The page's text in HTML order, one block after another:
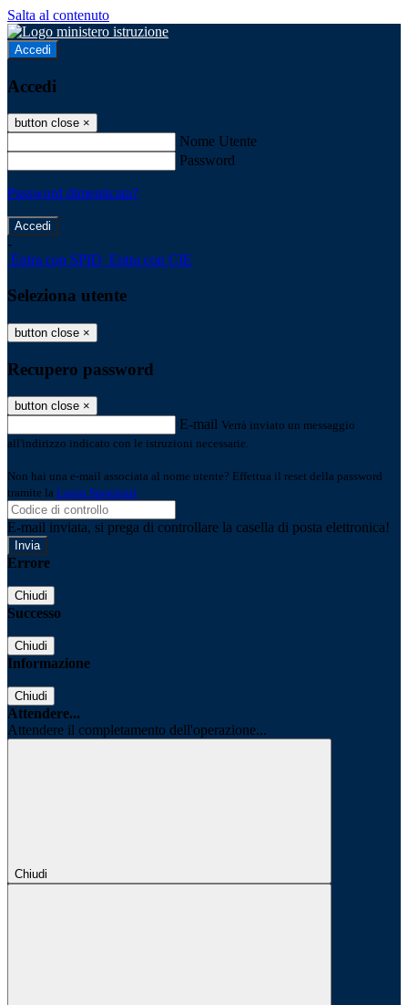
Salta al contenuto
Accedi
Accedi
button close ×
Nome Utente
Password
Password dimenticata?
-
Entra con SPID Entra con CIE
Seleziona utente
button close ×
Recupero password
button close ×
E-mail Verrà inviato un messaggio
all'indirizzo indicato con le istruzioni necessarie.
Non hai una e-mail associata al nome utente? Effettua il reset della password
tramite la Login Spaggiari
E-mail inviata, si prega di controllare la casella di posta elettronica!
Errore
Chiudi
Successo
Chiudi
Informazione
Chiudi
Attendere...
Attendere il completamento dell'operazione...
Chiudi